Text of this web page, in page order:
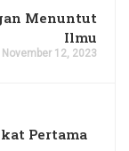
Menuntut
Ilmu
November 12, 2023
Pertama